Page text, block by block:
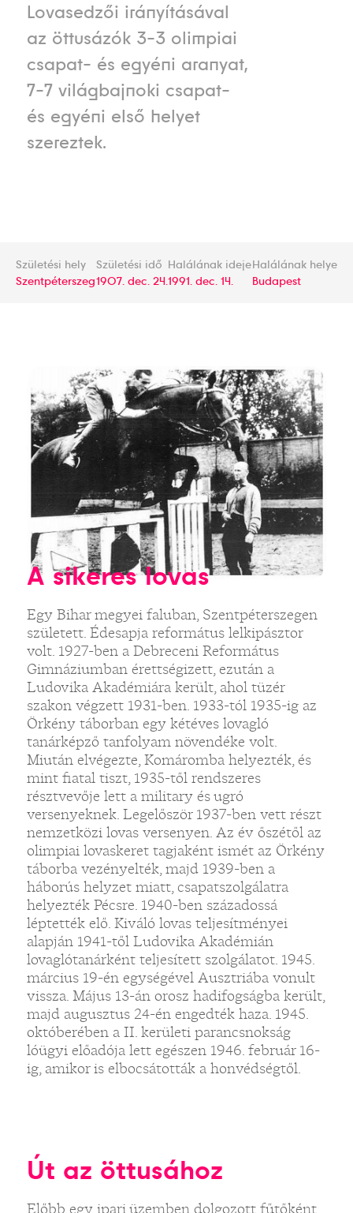
Lovasedzői irányításával
az öttusázók 3-3 olimpiai
csapat- és egyéni aranyat,
7-7 világbajnoki csapat-
és egyéni első helyet
szereztek.
Születési hely
Szentpéterszeg
Születési idő
1907. dec. 24.
Halálának ideje
1991. dec. 14.
Halálának helye
Budapest
A sikeres lovas
Egy Bihar megyei faluban, Szentpéterszegen
született. Édesapja református lelkipásztor
volt. 1927-ben a Debreceni Református
Gimnáziumban érettségizett, ezután a
Ludovika Akadémiára került, ahol tüzér
szakon végzett 1931-ben. 1933-tól 1935-ig az
Örkény táborban egy kétéves lovagló
tanárképző tanfolyam növendéke volt.
Miután elvégezte, Komáromba helyezték, és
mint fiatal tiszt, 1935-től rendszeres
résztvevője lett a military és ugró
versenyeknek. Legelőször 1937-ben vett részt
nemzetközi lovas versenyen. Az év őszétől az
olimpiai lovaskeret tagjaként ismét az Örkény
táborba vezényelték, majd 1939-ben a
háborús helyzet miatt, csapatszolgálatra
helyezték Pécsre. 1940-ben századossá
léptették elő. Kiváló lovas teljesítményei
alapján 1941-től Ludovika Akadémián
lovaglótanárként teljesített szolgálatot. 1945.
március 19-én egységével Ausztriába vonult
vissza. Május 13-án orosz hadifogságba került,
majd augusztus 24-én engedték haza. 1945.
októberében a II. kerületi parancsnokság
lóügyi előadója lett egészen 1946. február 16-
ig, amikor is elbocsátották a honvédségtől.
Út az öttusához
Előbb egy ipari üzemben dolgozott fűtőként,